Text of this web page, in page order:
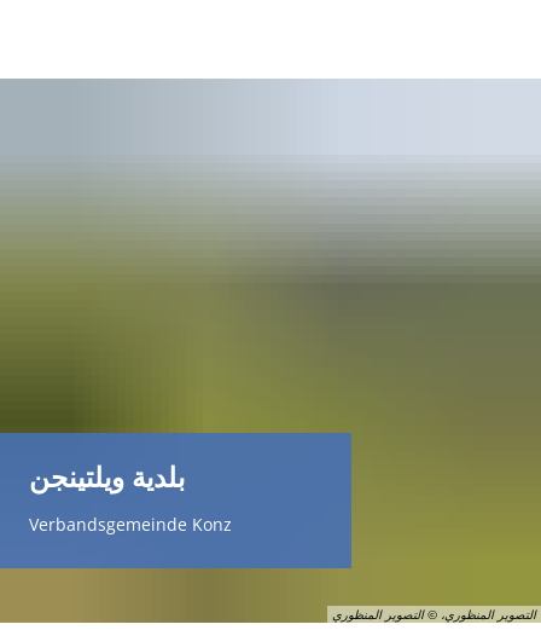
التصوير المنظوري، © التصوير المنظوري
بلدية ويلتينجن
Verbandsgemeinde Konz